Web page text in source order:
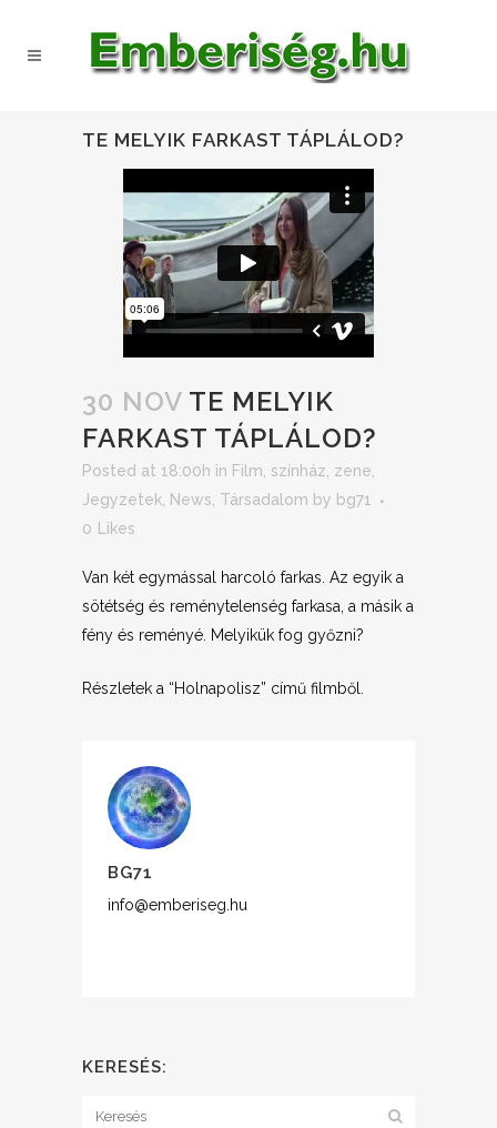
TE MELYIK FARKAST TÁPLÁLOD?
30 NOV TE MELYIK
FARKAST TÁPLÁLOD?
Posted at 18:00h in Film, színház, zene
Jegyzetek News Társadalom by bg71
0
Likes
Van két egymással harcoló farkas. Az egyik a
sötétség és reménytelenség farkasa, a másik a
fény és reményé. Melyikük fog győzni?
Részletek a “Holnapolisz” című filmből.
BG71
info@emberiseg.hu
KERESÉS: